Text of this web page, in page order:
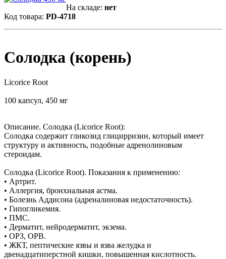
На складе: нет
Код товара: PD-4718
Солодка (корень)
Licorice Root
100 капсул, 450 мг
Описание. Солодка (Licorice Root):
Солодка содержит гликозид глицирризин, который имеет
структуру и активность, подобные адренолиновым
стероидам.
Солодка (Licorice Root). Показания к применению:
• Артрит.
• Аллергия, бронхиальная астма.
• Болезнь Аддисона (адреналиновая недостаточность).
• Гипогликемия.
• ПМС.
• Дерматит, нейродерматит, экзема.
• ОРЗ, ОРВ.
• ЖКТ, пептические язвы и язва желудка и
двенадцатиперстной кишки, повышенная кислотность.